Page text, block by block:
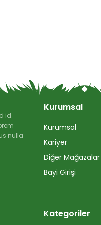
id.
nulla
Kurumsal
Kurumsal
Kariyer
Diğer Mağazalar
Bayi Girişi
Kategoriler